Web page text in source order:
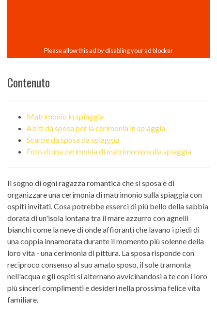
Contenuto
Matrimonio in spiaggia
Abiti da sposa per la cerimonia in spiaggia
Scarpe da sposa da spiaggia
Foto di una cerimonia di matrimonio sulla spiaggia
Il sogno di ogni ragazza romantica che si sposa è di
organizzare una cerimonia di matrimonio sulla spiaggia con
ospiti invitati. Cosa potrebbe esserci di più bello della sabbia
dorata di un'isola lontana tra il mare azzurro con agnelli
bianchi come la neve di onde affioranti che lavano i piedi di
una coppia innamorata durante il momento più solenne della
loro vita - una cerimonia di pittura. La sposa risponde con
reciproco consenso al suo amato sposo, il sole tramonta
nell'acqua e gli ospiti si alternano avvicinandosi a te con i loro
più sinceri complimenti e desideri nella prossima felice vita
familiare.